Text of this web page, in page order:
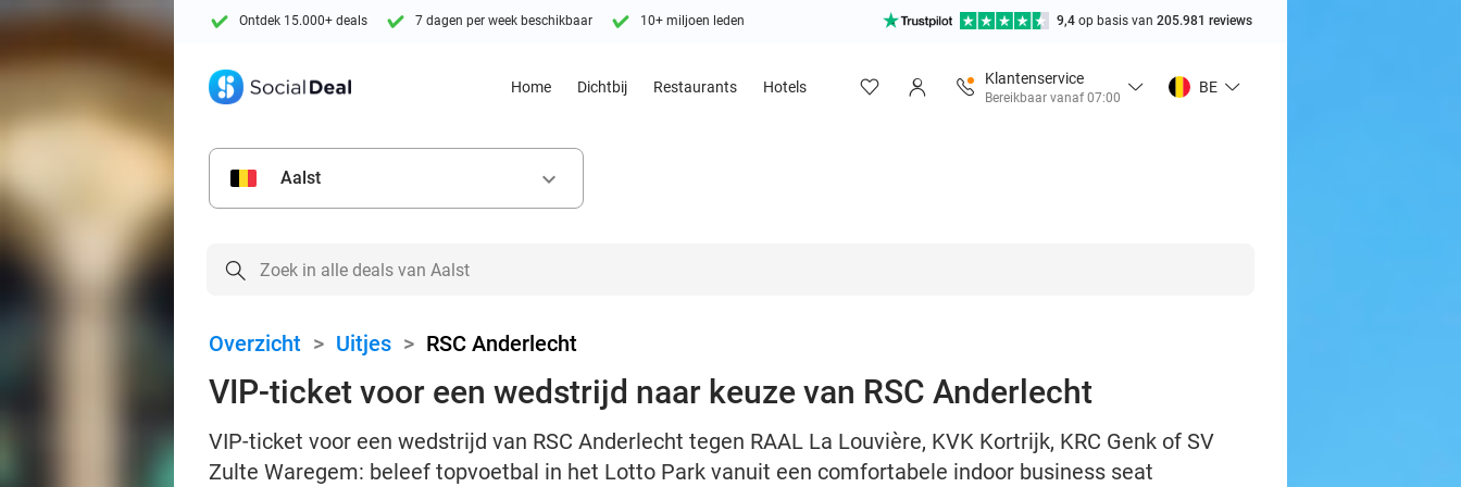
Ontdek 15.000+ deals 7 dagen per week beschikbaar 10+ miljoen leden 9,4 op basis van 205.981 reviews
Home Dichtbij Restaurants Hotels
Klantenservice
Bereikbaar vanaf 07:00
BE
Aalst keyboard_arrow_down
Overzicht > Uitjes > RSC Anderlecht
VIP-ticket voor een wedstrijd naar keuze van RSC Anderlecht
VIP-ticket voor een wedstrijd van RSC Anderlecht tegen RAAL La Louvière, KVK Kortrijk, KRC Genk of SV
Zulte Waregem: beleef topvoetbal in het Lotto Park vanuit een comfortabele indoor business seat